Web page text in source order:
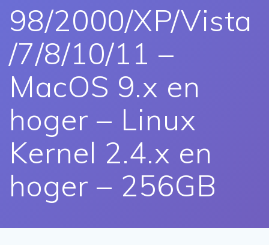
98/2000/XP/Vista
/7/8/10/11 –
MacOS 9.x en
hoger – Linux
Kernel 2.4.x en
hoger – 256GB